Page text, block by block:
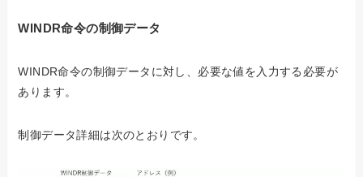
WINDR命令の制御データ
WINDR命令の制御データに対し、必要な値を入力する必要が
あります。
制御データ詳細は次のとおりです。